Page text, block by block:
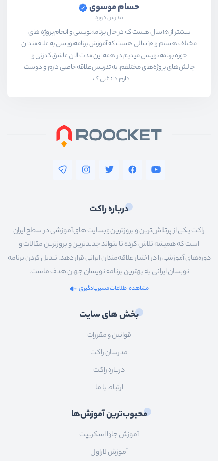
حسام موسوی
مدرس دوره
بیشتر از ۱۵ سال هست که در حال برنامه‌نویسی و انجام پروژه های
مختلف هستم و ۱۰ سالی هست که آموزش برنامه‌نویسی به علاقمندان
حوزه برنامه نویسی میدیم در همه این مدت الان عاشق کدزنی و
چالش‌های پروژه‌های مختلفم. به تدریس علاقه خاصی دارم و دوست
دارم دانشی ک...
درباره راکت
راکت یکی از پرتلاش‌ترین و بروزترین وبسایت های آموزشی در سطح ایران
است که همیشه تلاش کرده تا بتواند جدیدترین و بروزترین مقالات و
دوره‌های آموزشی را در اختیار علاقه‌مندان ایرانی قرار دهد. تبدیل کردن برنامه
نویسان ایرانی به بهترین برنامه نویسان جهان هدف ماست.
مشاهده اطلاعات مسیریادگیری
بخش های سایت
قوانین و مقررات
مدرسان راکت
درباره راکت
ارتباط با ما
محبوب‌ترین آموزش‌ها
آموزش جاوا اسکریپت
آموزش لاراول